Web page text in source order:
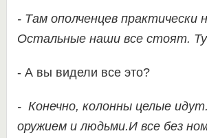
- Там ополченцев практически
Остальные наши все стоят.
- А вы видели все это?
- Конечно, колонны целые
оружием и людьми.И все без